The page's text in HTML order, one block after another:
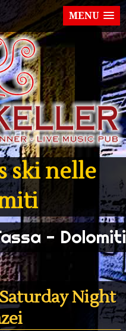
MENU
ski nelle
- Dolomiti
Night